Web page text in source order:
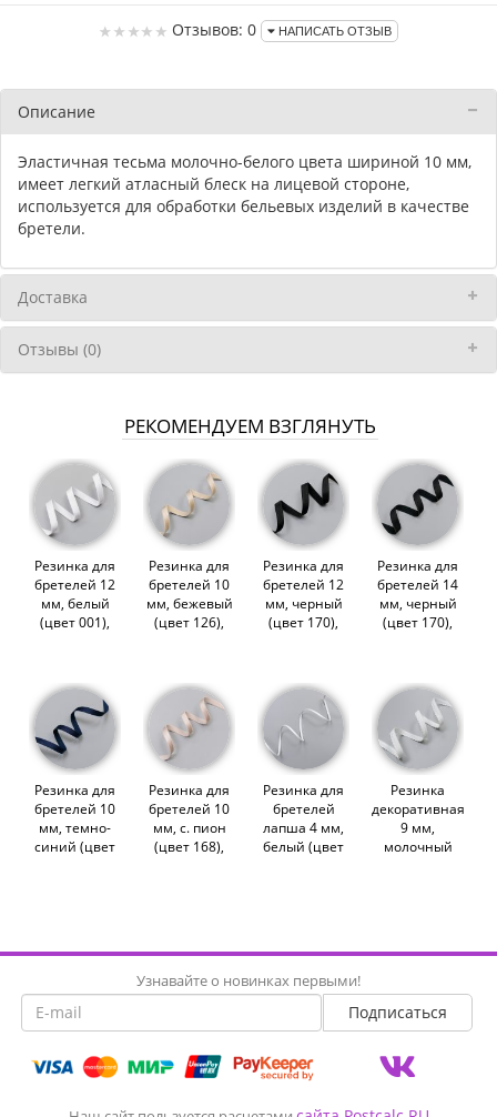
Отзывов: 0 НАПИСАТЬ ОТЗЫВ
Описание
Эластичная тесьма молочно-белого цвета шириной 10 мм,
имеет легкий атласный блеск на лицевой стороне,
используется для обработки бельевых изделий в качестве
бретели.
Доставка
Отзывы (0)
РЕКОМЕНДУЕМ ВЗГЛЯНУТЬ
Резинка для
бретелей 12
мм, белый
(цвет 001),
Резинка для
бретелей 10
мм, бежевый
(цвет 126),
Резинка для
бретелей 12
мм, черный
(цвет 170),
Резинка для
бретелей 14
мм, черный
(цвет 170),
Резинка для
бретелей 10
мм, темно-
синий (цвет
Резинка для
бретелей 10
мм, с. пион
(цвет 168),
Резинка для
бретелей
лапша 4 мм,
белый (цвет
Резинка
декоративная
9 мм,
молочный
Узнавайте о новинках первыми!